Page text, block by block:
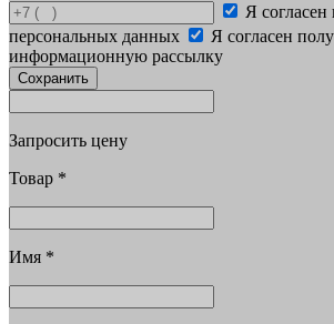
Я согласен
персональных данных
Я согласен
информационную рассылку
Сохранить
Запросить цену
Товар *
Имя *